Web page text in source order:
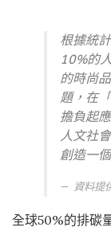
根據統
10%的
的時尚
題，在
擔負起
人文社
創造一
資料提
全球50%的排碳